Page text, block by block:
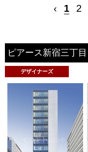
‹
1 2
ピアース新宿三丁目
デザイナーズ